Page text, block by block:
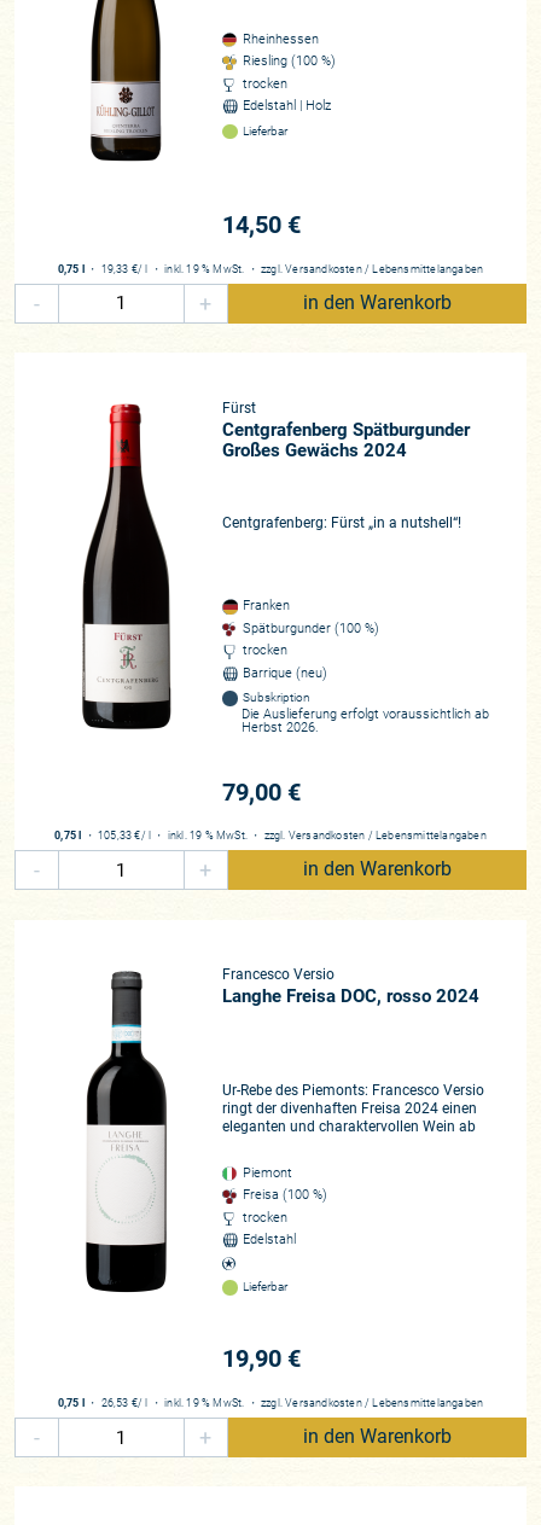
Rheinhessen
Riesling (100 %)
trocken
Edelstahl | Holz
Lieferbar
14,50 €
0,75 l ・ 19,33 €/ l ・inkl. 19 % MwSt. ・ zzgl.Versandkosten / Lebensmittelangaben
- + in den Warenkorb
Fürst
Centgrafenberg Spätburgunder
Großes Gewächs 2024
Centgrafenberg: Fürst „in a nutshell“!
Franken
Spätburgunder (100 %)
trocken
Barrique (neu)
Subskription
Die Auslieferung erfolgt voraussichtlich ab
Herbst 2026.
79,00 €
0,75 l ・ 105,33 €/ l ・ inkl. 19 % MwSt. ・ zzgl. Versandkosten / Lebensmittelangaben
- + in den Warenkorb
Francesco Versio
Langhe Freisa DOC, rosso 2024
Ur-Rebe des Piemonts: Francesco Versio
ringt der divenhaften Freisa 2024 einen
eleganten und charaktervollen Wein ab
Piemont
Freisa (100 %)
trocken
Edelstahl
Lieferbar
19,90 €
0,75 l ・ 26,53 €/ l ・inkl. 19 % MwSt. ・ zzgl.Versandkosten / Lebensmittelangaben
- + in den Warenkorb